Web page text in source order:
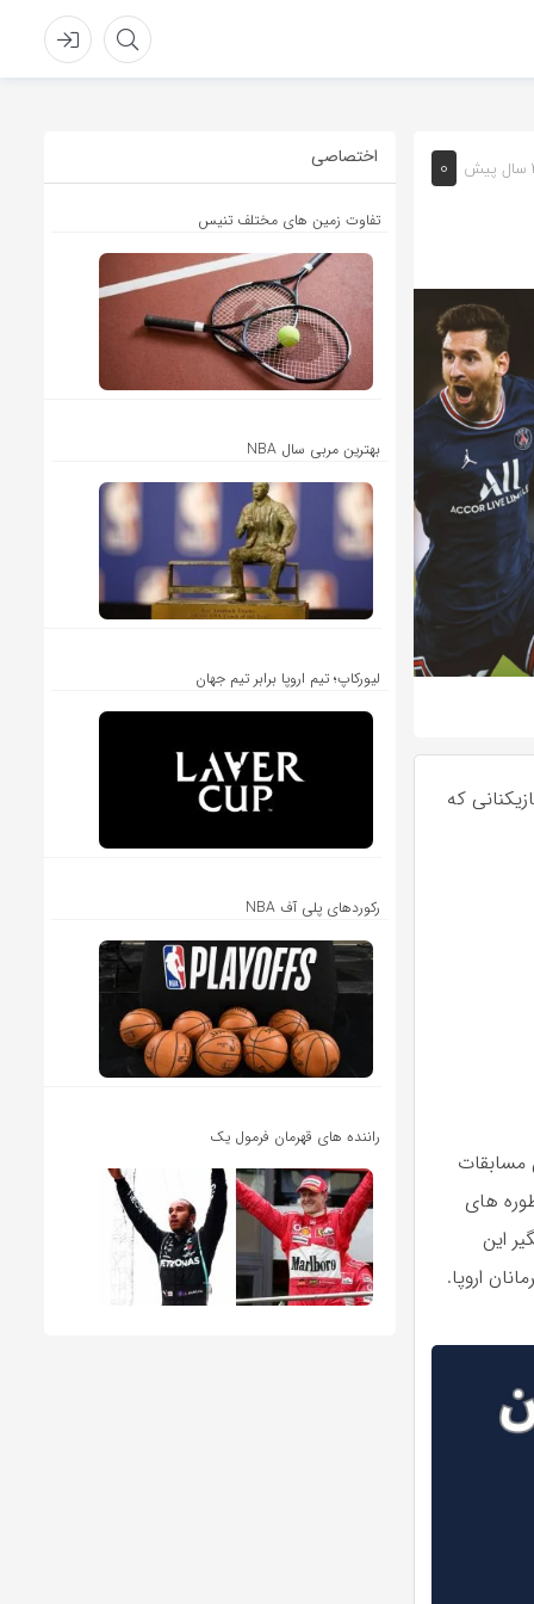
0
که
مسابقات
های
این
اروپا.
اختصاصی
تفاوت زمین های مختلف تنیس
بهترین مربی سال NBA
لیورکاپ؛ تیم اروپا برابر تیم جهان
رکوردهای پلی آف NBA
راننده های قهرمان فرمول یک